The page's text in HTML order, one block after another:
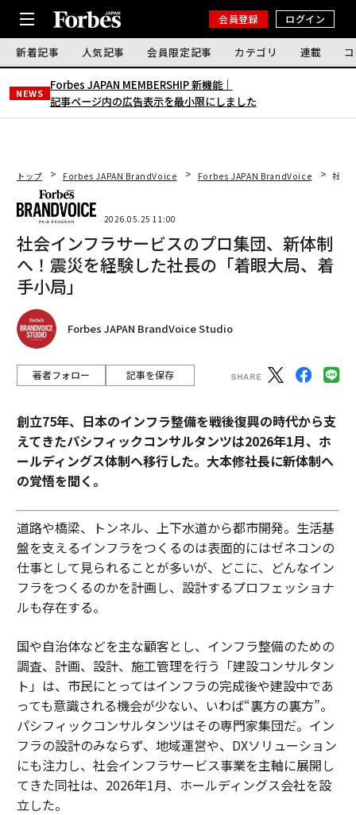
会員登録 ログイン
新着記事 人気記事 会員限定記事 カテゴリ 連載
NEWS
Forbes JAPAN MEMBERSHIP 新機能｜
記事ページ内の広告表示を最小限にしました
トップ Forbes JAPAN BrandVoice Forbes JAPAN BrandVoice 社会
2026.05.25 11:00
社会インフラサービスのプロ集団、新体制
へ！震災を経験した社長の「着眼大局、着
手小局」
Forbes JAPAN BrandVoice Studio
著者フォロー 記事を保存
創立75年、日本のインフラ整備を戦後復興の時代から支
えてきたパシフィックコンサルタンツは2026年1月、ホ
ールディングス体制へ移行した。大本修社長に新体制へ
の覚悟を聞く。
道路や橋梁、トンネル、上下水道から都市開発。生活基
盤を支えるインフラをつくるのは表面的にはゼネコンの
仕事として見られることが多いが、どこに、どんなイン
フラをつくるのかを計画し、設計するプロフェッショナ
ルも存在する。
国や自治体などを主な顧客とし、インフラ整備のための
調査、計画、設計、施工管理を行う「建設コンサルタン
ト」は、市民にとってはインフラの完成後や建設中であ
っても意識される機会が少ない、いわば“裏方の裏方”。
パシフィックコンサルタンツはその専門家集団だ。イン
フラの設計のみならず、地域運営や、DXソリューション
にも注力し、社会インフラサービス事業を主軸に展開し
てきた同社は、2026年1月、ホールディングス会社を設
立した。